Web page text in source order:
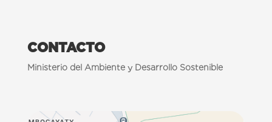
CONTACTO
Ministerio del Ambiente y Desarrollo Sostenible